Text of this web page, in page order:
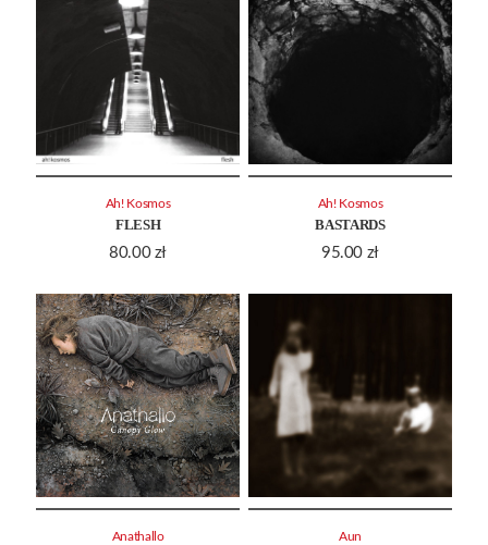
FLESH
80.00 zł
Ah! Kosmos
BASTARDS
95.00 zł
Ah! Kosmos
Anathallo Aun